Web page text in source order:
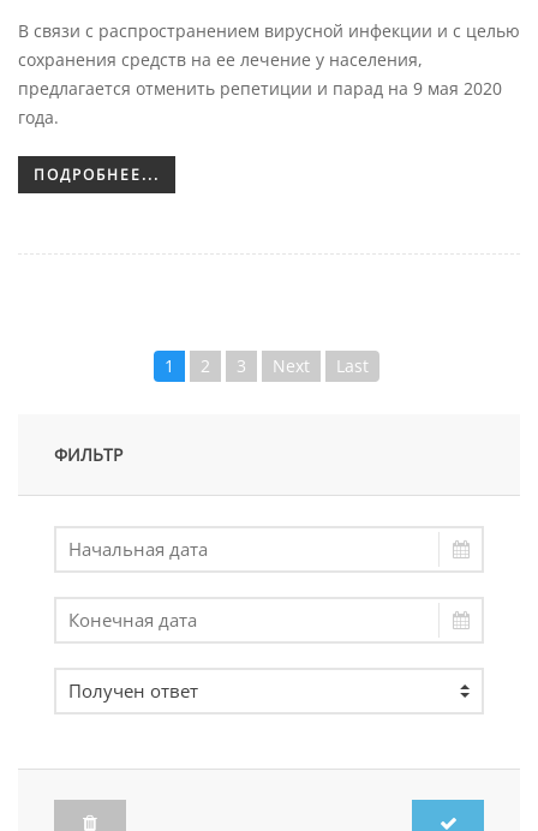
В связи с распространением вирусной инфекции и с целью
сохранения средств на ее лечение у населения,
предлагается отменить репетиции и парад на 9 мая 2020
года.
ПОДРОБНЕЕ...
1 2 3 Next Last
ФИЛЬТР